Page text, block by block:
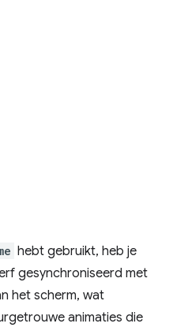
hebt gebruikt, heb je
gesynchroniseerd met
het scherm, wat
animaties die